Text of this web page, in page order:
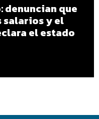
denuncian que
salarios y el
el estado